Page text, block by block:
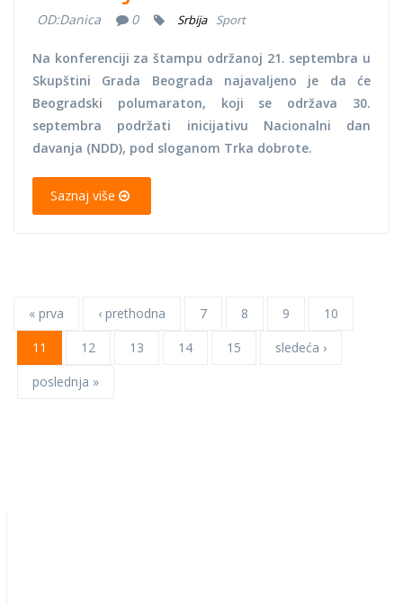
OD:Danica 0 Srbija Sport
Na konferenciji za štampu održanoj 21. septembra u
Skupštini Grada Beograda najavaljeno je da će
Beogradski polumaraton, koji se održava 30.
septembra podržati inicijativu Nacionalni dan
davanja (NDD), pod sloganom Trka dobrote.
Saznaj više
« prva ‹ prethodna 7 8 9
10
11
12 13 14 15
sledeća ›
poslednja »